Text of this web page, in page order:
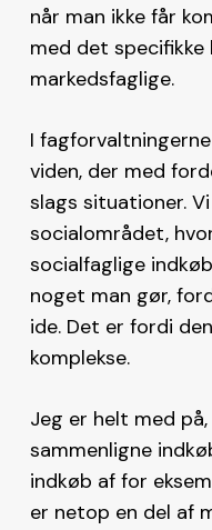
når man ikke får
med det
markedsfaglige.
I
viden, der med
slags situationer.
socialområdet,
socialfaglige
noget man gør,
ide. Det er fordi
komplekse.
Jeg er helt med
sammenligne
indkøb af for
er netop en del af